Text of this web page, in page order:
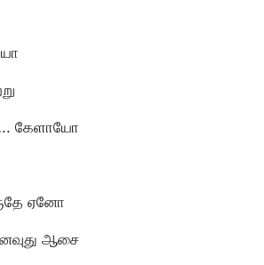
கேளாயோ
ஏனோ
ஆசை